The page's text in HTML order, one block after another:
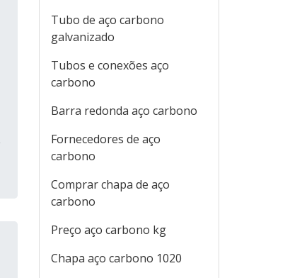
Tubo de aço carbono
galvanizado
Tubos e conexões aço
carbono
Barra redonda aço carbono
Fornecedores de aço
carbono
Comprar chapa de aço
carbono
Preço aço carbono kg
Chapa aço carbono 1020